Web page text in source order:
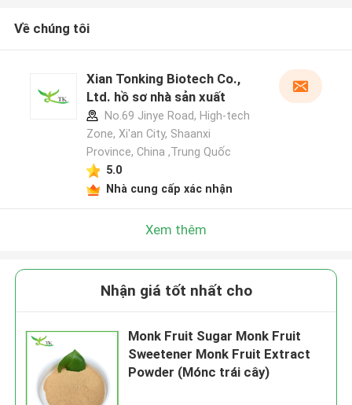
Về chúng tôi
Xian Tonking Biotech Co.,
Ltd. hồ sơ nhà sản xuất
No.69 Jinye Road, High-tech
Zone, Xi'an City, Shaanxi
Province, China ,Trung Quốc
5.0
Nhà cung cấp xác nhận
Xem thêm
Nhận giá tốt nhất cho
Monk Fruit Sugar Monk Fruit
Sweetener Monk Fruit Extract
Powder (Mónc trái cây)